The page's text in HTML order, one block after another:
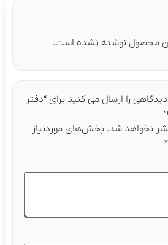
نوشته نشده است.
را ارسال می کنید برای “دفتر
شد. بخش‌های موردنیاز